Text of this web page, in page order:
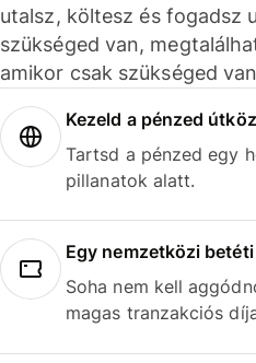
utalsz, költesz és fogadsz
szükséged van,
amikor csak szükséged
Kezeld a pénzed
Tartsd a pénzed egy
pillanatok alatt.
Egy nemzetközi
Soha nem kell
magas tranzakciós